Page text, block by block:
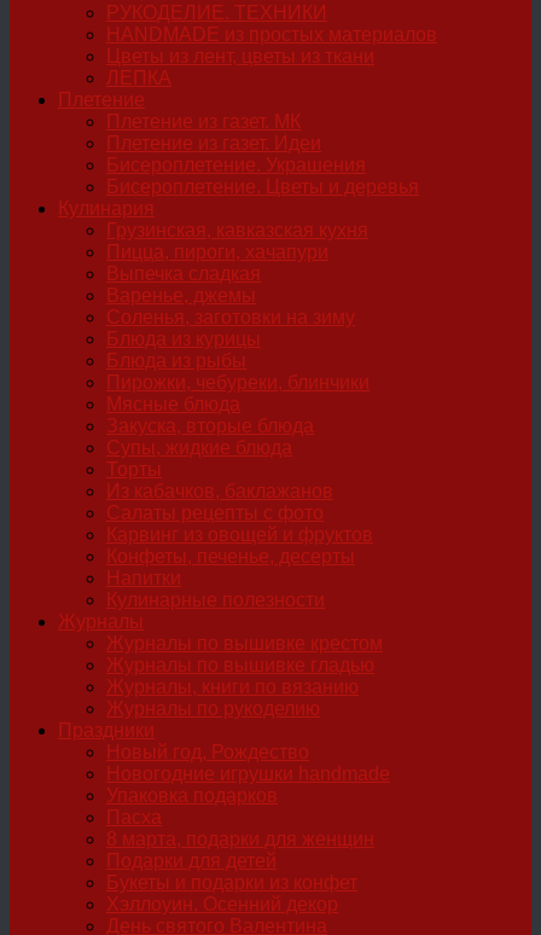
РУКОДЕЛИЕ. ТЕХНИКИ
HANDMADE из простых материалов
Цветы из лент, цветы из ткани
ЛЕПКА
Плетение
Плетение из газет. МК
Плетение из газет. Идеи
Бисероплетение. Украшения
Бисероплетение. Цветы и деревья
Кулинария
Грузинская, кавказская кухня
Пицца, пироги, хачапури
Выпечка сладкая
Варенье, джемы
Соленья, заготовки на зиму
Блюда из курицы
Блюда из рыбы
Пирожки, чебуреки, блинчики
Мясные блюда
Закуска, вторые блюда
Супы, жидкие блюда
Торты
Из кабачков, баклажанов
Салаты рецепты с фото
Карвинг из овощей и фруктов
Конфеты, печенье, десерты
Напитки
Кулинарные полезности
Журналы
Журналы по вышивке крестом
Журналы по вышивке гладью
Журналы, книги по вязанию
Журналы по рукоделию
Праздники
Новый год, Рождество
Новогодние игрушки handmade
Упаковка подарков
Пасха
8 марта, подарки для женщин
Подарки для детей
Букеты и подарки из конфет
Хэллоуин. Осенний декор
День святого Валентина